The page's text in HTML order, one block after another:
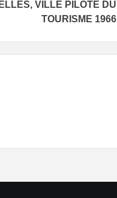
VILLE PILOTE DU
TOURISME 1966